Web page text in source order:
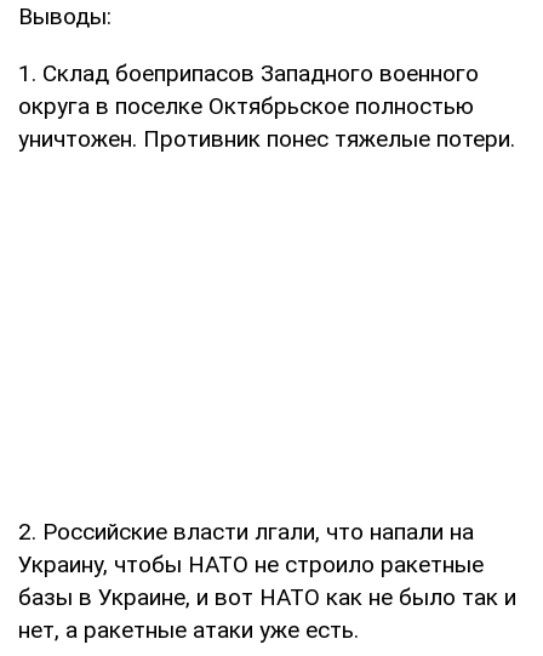
Выводы:
1. Склад боеприпасов Западного военного
округа в поселке Октябрьское полностью
уничтожен. Противник понес тяжелые потери.
2. Российские власти лгали, что напали на
Украину, чтобы НАТО не строило ракетные
базы в Украине, и вот НАТО как не было так и
нет, а ракетные атаки уже есть.